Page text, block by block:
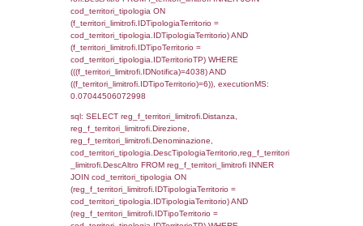
executionMS: 0.015684843063354
sql: SELECT f_territori_limitrofi.Distanza,
f_territori_limitrofi.Direzione,
f_territori_limitrofi.Denominazione,
f_territori_limitrofi.DescAltro,
f_territori_limitrofi INNER JOIN
(f_territori_limitrofi.IDTipologiaTerritorio =
cod_territori_tipologia.IDTipologiaTerritorio)
(f_territori_limitrofi.IDTipoTerritorio =